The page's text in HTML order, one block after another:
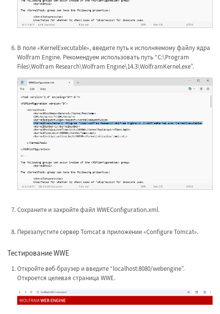
В поле «KernelExecutable», введите путь к исполняемому файлу ядра
Wolfram Engine. Рекомендуем использовать путь “C:\Program
Files\Wolfram Research\Wolfram Engine\14.3\WolframKernel.exe”.
Сохраните и закройте файл WWEConfiguration.xml.
Перезапустите сервер Tomcat в приложении «Configure Tomcat».
Тестирование WWE
Откройте веб-браузер и введите “localhost:8080/webengine”.
Откроется целевая страница WWE.